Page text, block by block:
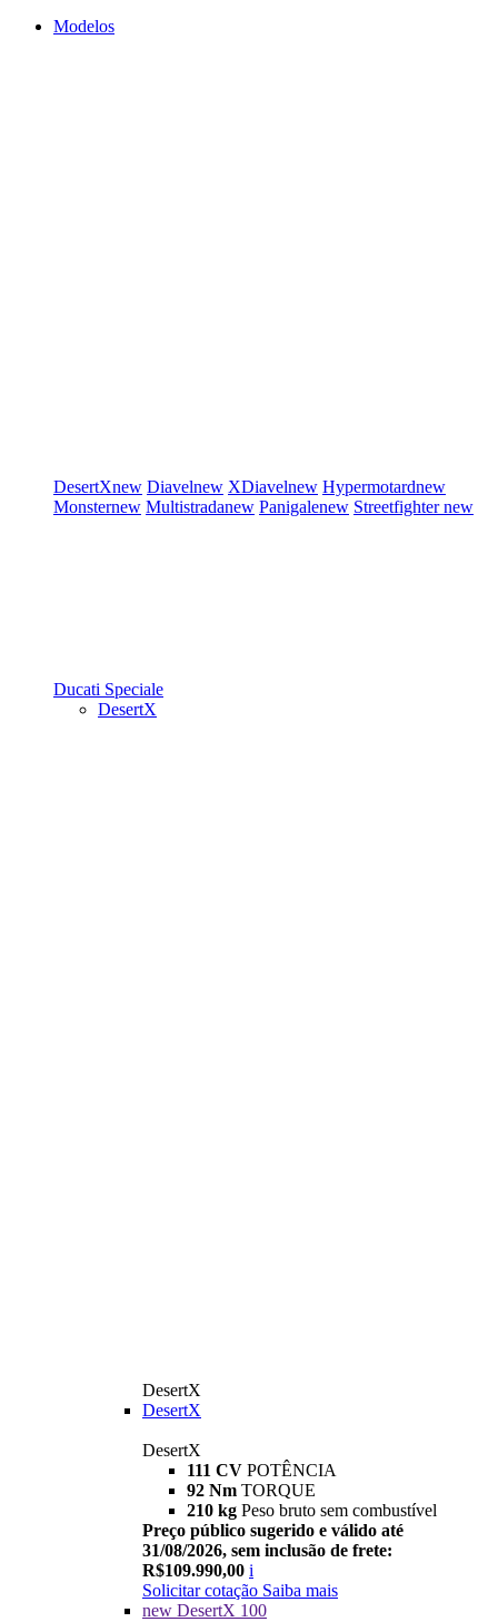
Modelos
DesertXnew Diavelnew XDiavelnew Hypermotardnew
Monsternew Multistradanew Panigalenew Streetfighternew
Ducati Speciale
DesertX
DesertX
DesertX
DesertX
111 CV POTÊNCIA
92 Nm TORQUE
210 kg Peso bruto sem combustível
Preço público sugerido e válido até
31/08/2026, sem inclusão de frete:
R$109.990,00 i
Solicitar cotação Saiba mais
new DesertX 100